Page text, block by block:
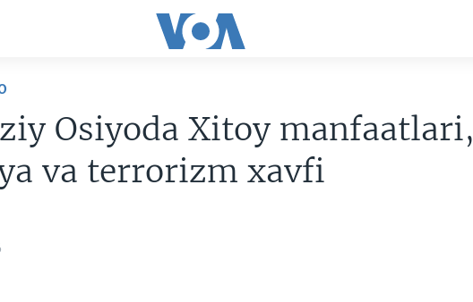
Osiyoda Xitoy manfaatlari,
va terrorizm xavfi